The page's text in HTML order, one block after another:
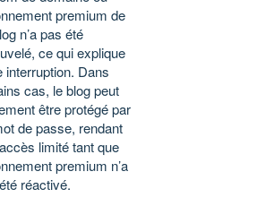
premium de
n’a pas été
ce qui explique
interruption. Dans
cas, le blog peut
être protégé par
de passe, rendant
limité tant que
premium n’a
réactivé.